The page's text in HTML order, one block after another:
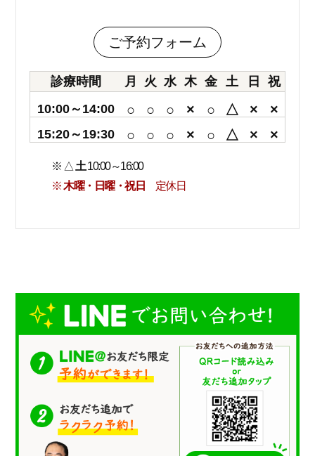
ご予約フォーム
診療時間 月 火 水 木 金 土 日
祝
10:00～14:00
○ ○ ○ × ○ △ × ×
15:20～19:30 ○ ○ ○ × ○ △ × ×
※ △ 土10:00～16:00
※木曜・日曜・祝日 定休日